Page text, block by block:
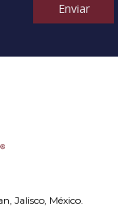
Enviar
Jalisco, México.